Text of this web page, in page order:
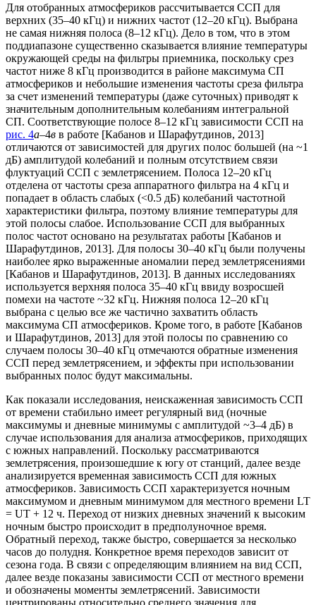
Для отобранных атмосфериков рассчитывается ССП для
верхних (35–40 кГц) и нижних частот (12–20 кГц). Выбрана
не самая нижняя полоса (8–12 кГц). Дело в том, что в этом
поддиапазоне существенно сказывается влияние температуры
окружающей среды на фильтры приемника, поскольку срез
частот ниже 8 кГц производится в районе максимума СП
атмосфериков и небольшие изменения частоты среза фильтра
за счет изменений температуры (даже суточных) приводят к
значительным дополнительным колебаниям интегральной
СП. Соответствующие полосе 8–12 кГц зависимости ССП на
рис. 4а–4в в работе [Кабанов и Шарафутдинов, 2013]
отличаются от зависимостей для других полос большей (на ~1
дБ) амплитудой колебаний и полным отсутствием связи
флуктуаций ССП с землетрясением. Полоса 12–20 кГц
отделена от частоты среза аппаратного фильтра на 4 кГц и
попадает в область слабых (<0.5 дБ) колебаний частотной
характеристики фильтра, поэтому влияние температуры для
этой полосы слабое. Использование ССП для выбранных
полос частот основано на результатах работы [Кабанов и
Шарафутдинов, 2013]. Для полосы 30–40 кГц были получены
наиболее ярко выраженные аномалии перед землетрясениями
[Кабанов и Шарафутдинов, 2013]. В данных исследованиях
используется верхняя полоса 35–40 кГц ввиду возросшей
помехи на частоте ~32 кГц. Нижняя полоса 12–20 кГц
выбрана с целью все же частично захватить область
максимума СП атмосфериков. Кроме того, в работе [Кабанов
и Шарафутдинов, 2013] для этой полосы по сравнению со
случаем полосы 30–40 кГц отмечаются обратные изменения
ССП перед землетрясением, и эффекты при использовании
выбранных полос будут максимальны.
Как показали исследования, неискаженная зависимость ССП
от времени стабильно имеет регулярный вид (ночные
максимумы и дневные минимумы с амплитудой ~3–4 дБ) в
случае использования для анализа атмосфериков, приходящих
с южных направлений. Поскольку рассматриваются
землетрясения, произошедшие к югу от станций, далее везде
анализируется временная зависимость ССП для южных
атмосфериков. Зависимость ССП характеризуется ночным
максимумом и дневным минимумом для местного времени LT
= UT + 12 ч. Переход от низких дневных значений к высоким
ночным быстро происходит в предполуночное время.
Обратный переход, также быстро, совершается за несколько
часов до полудня. Конкретное время переходов зависит от
сезона года. В связи с определяющим влиянием на вид ССП,
далее везде показаны зависимости ССП от местного времени
и обозначены моменты землетрясений. Зависимости
центрированы относительно среднего значения для